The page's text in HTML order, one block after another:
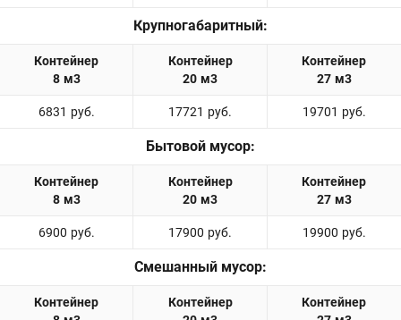
Крупногабаритный:
6831 руб. 17721 руб. 19701 руб.
Бытовой мусор:
6900 руб. 17900 руб. 19900 руб.
Смешанный мусор: